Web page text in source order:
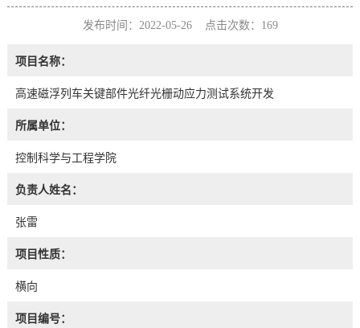
发布时间：2022-05-26 点击次数： 169
项目名称：
高速磁浮列车关键部件光纤光栅动应力测试系统开发
所属单位：
控制科学与工程学院
负责人姓名：
张雷
项目性质：
横向
项目编号：